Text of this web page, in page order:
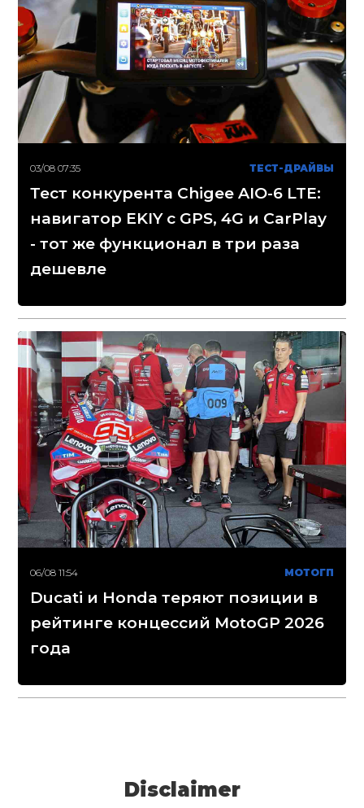
03/08 07:35 ТЕСТ-ДРАЙВЫ
Тест конкурента Chigee AIO-6 LTE:
навигатор EKIY с GPS, 4G и CarPlay
- тот же функционал в три раза
дешевле
06/08 11:54 МОТОГП
Ducati и Honda теряют позиции в
рейтинге концессий MotoGP 2026
года
Disclaimer